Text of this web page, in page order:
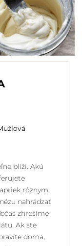
blíži. Akú
rôznym
nahrádzať
zhrešíme
Ak ste
doma,